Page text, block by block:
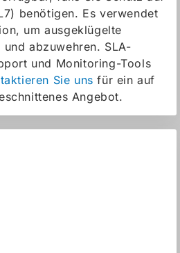
benötigen. Es verwendet
um ausgeklügelte
abzuwehren. SLA-
und Monitoring-Tools
Sie uns für ein auf
Angebot.